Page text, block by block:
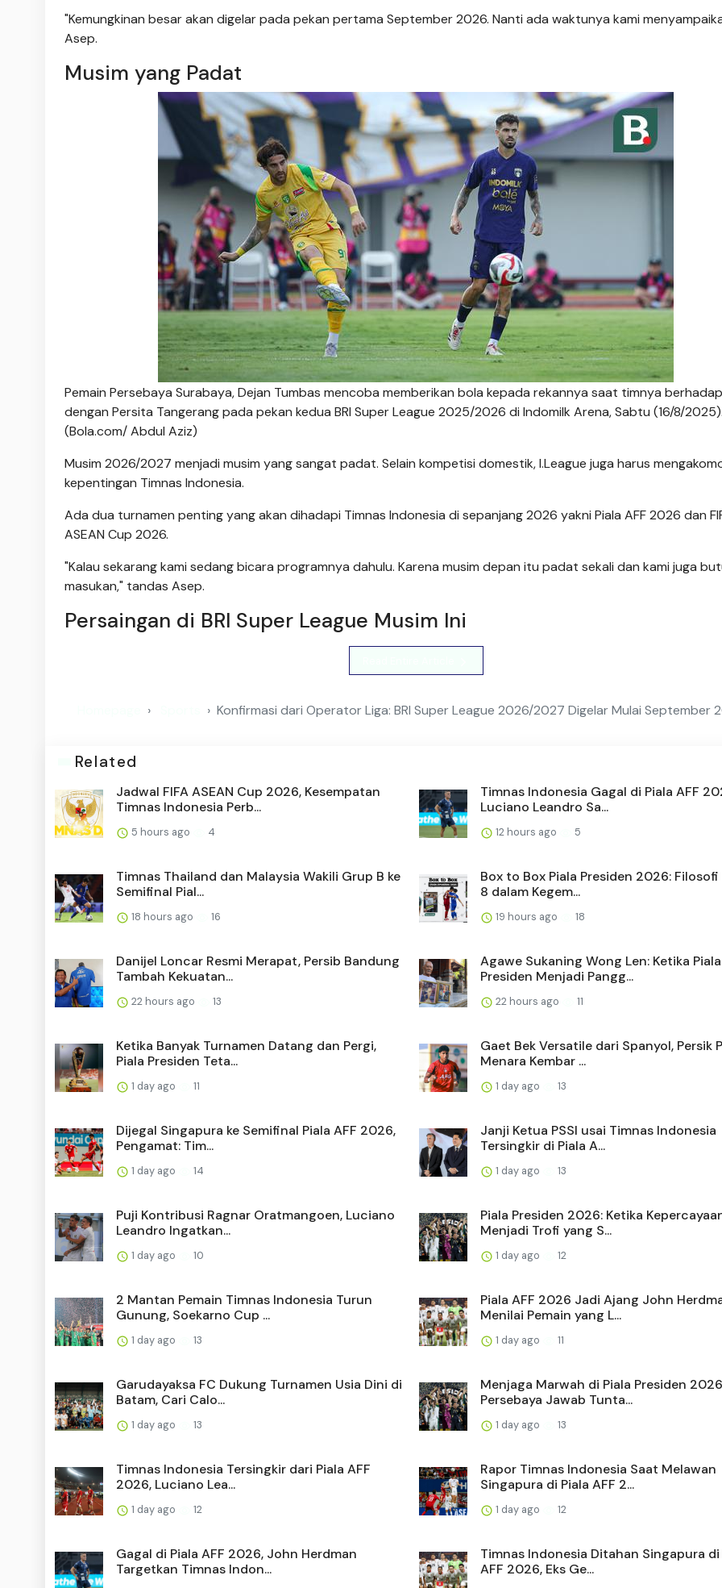
"Kemungkinan besar akan digelar pada pekan pertama September 2026. Nanti ada waktunya kami
Asep.
Musim yang Padat
Pemain Persebaya Surabaya, Dejan Tumbas mencoba memberikan bola kepada rekannya saat timnya
dengan Persita Tangerang pada pekan kedua BRI Super League 2025/2026 di Indomilk Arena, Sabtu (16/8/2025).
(Bola.com/ Abdul Aziz)
Musim 2026/2027 menjadi musim yang sangat padat. Selain kompetisi domestik, I.League juga harus
kepentingan Timnas Indonesia.
Ada dua turnamen penting yang akan dihadapi Timnas Indonesia di sepanjang 2026 yakni Piala AFF 2026 dan
ASEAN Cup 2026.
"Kalau sekarang kami sedang bicara programnya dahulu. Karena musim depan itu padat sekali dan kami juga
masukan," tandas Asep.
Persaingan di BRI Super League Musim Ini
Konfirmasi dari Operator Liga: BRI Super League 2026/2027 Digelar Mulai September
Related
Jadwal FIFA ASEAN Cup 2026, Kesempatan
Timnas Indonesia Perb...
5 hours ago 4
Timnas Indonesia Gagal di Piala AFF
Luciano Leandro Sa...
12 hours ago 5
Timnas Thailand dan Malaysia Wakili Grup B ke
Semifinal Pial...
18 hours ago 16
Box to Box Piala Presiden 2026:
8 dalam Kegem...
19 hours ago 18
Danijel Loncar Resmi Merapat, Persib Bandung
Tambah Kekuatan...
22 hours ago 13
Agawe Sukaning Wong Len: Ketika Piala
Presiden Menjadi Pangg...
22 hours ago 11
Ketika Banyak Turnamen Datang dan Pergi,
Piala Presiden Teta...
1 day ago 11
Gaet Bek Versatile dari Spanyol, Persik
Menara Kembar ...
1 day ago 13
Dijegal Singapura ke Semifinal Piala AFF 2026,
Pengamat: Tim...
1 day ago 14
Janji Ketua PSSI usai Timnas Indonesia
Tersingkir di Piala A...
1 day ago 13
Puji Kontribusi Ragnar Oratmangoen, Luciano
Leandro Ingatkan...
1 day ago 10
Piala Presiden 2026: Ketika
Menjadi Trofi yang S...
1 day ago 12
2 Mantan Pemain Timnas Indonesia Turun
Gunung, Soekarno Cup ...
1 day ago 13
Piala AFF 2026 Jadi Ajang John
Menilai Pemain yang L...
1 day ago 11
Garudayaksa FC Dukung Turnamen Usia Dini di
Batam, Cari Calo...
1 day ago 13
Menjaga Marwah di Piala Presiden
Persebaya Jawab Tunta...
1 day ago 13
Timnas Indonesia Tersingkir dari Piala AFF
2026, Luciano Lea...
1 day ago 12
Rapor Timnas Indonesia Saat Melawan
Singapura di Piala AFF 2...
1 day ago 12
Gagal di Piala AFF 2026, John Herdman
Targetkan Timnas Indon...
Timnas Indonesia Ditahan Singapura di
AFF 2026, Eks Ge...